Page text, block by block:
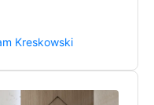
Kreskowski